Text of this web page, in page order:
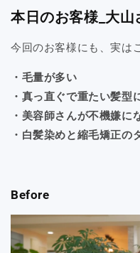
本日のお客様_大山
今回のお客様にも、実は
・毛量が多い
・真っ直ぐで重たい髪型
・美容師さんが不機嫌に
・白髪染めと縮毛矯正の
Before